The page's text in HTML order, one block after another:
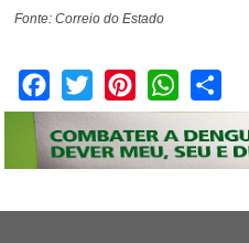
Fonte: Correio do Estado
Facebook
Twitter PinterestWhatsApp